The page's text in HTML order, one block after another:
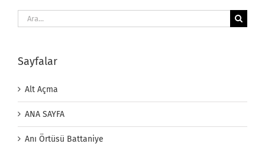
Ara:
Sayfalar
Alt Açma
ANA SAYFA
Anı Örtüsü Battaniye